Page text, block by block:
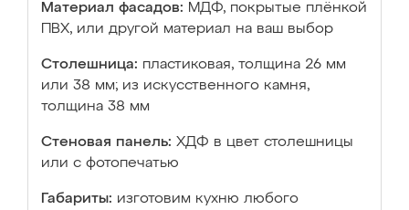
Материал фасадов: МДФ, покрытые плёнкой
ПВХ, или другой материал на ваш выбор
Столешница: пластиковая, толщина 26 мм
или 38 мм; из искусственного камня,
толщина 38 мм
Стеновая панель: ХДФ в цвет столешницы
или с фотопечатью
Габариты: изготовим кухню любого